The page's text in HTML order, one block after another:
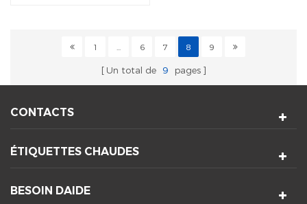
1 6 7 8 9
Un total de 9 pages
CONTACTS
ÉTIQUETTES CHAUDES
BESOIN DAIDE